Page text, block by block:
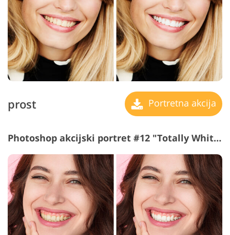
prost Portretna akcija
Photoshop akcijski portret #12 "Totally White"